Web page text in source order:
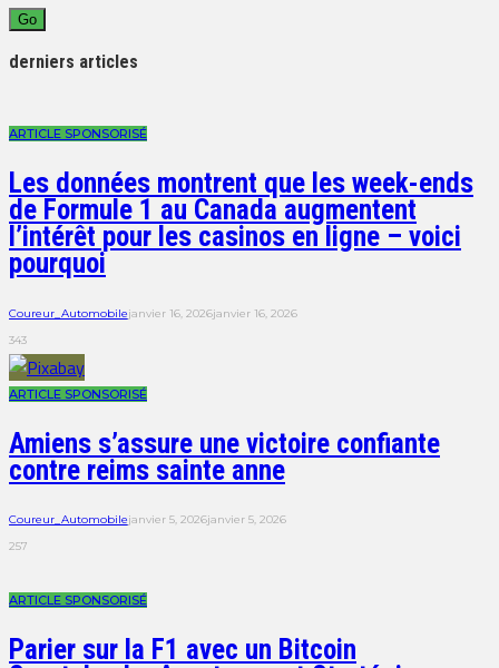
derniers articles
ARTICLE SPONSORISÉ
Les données montrent que les week-ends
de Formule 1 au Canada augmentent
l’intérêt pour les casinos en ligne – voici
pourquoi
Coureur_Automobilejanvier 16, 2026janvier 16, 2026
343
ARTICLE SPONSORISÉ
Amiens s’assure une victoire confiante
contre reims sainte anne
Coureur_Automobilejanvier 5, 2026janvier 5, 2026
257
ARTICLE SPONSORISÉ
Parier sur la F1 avec un Bitcoin